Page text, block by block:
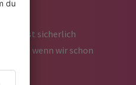
Er ist sicherlich
oder – wenn wir schon